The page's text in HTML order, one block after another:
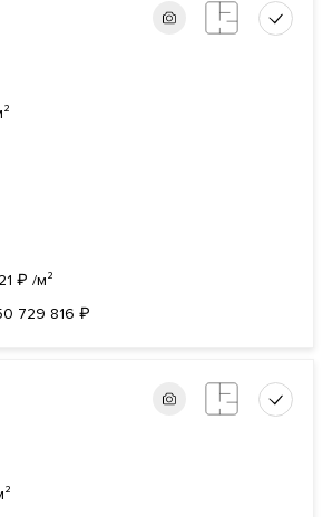
₽ /м²
729 816 ₽